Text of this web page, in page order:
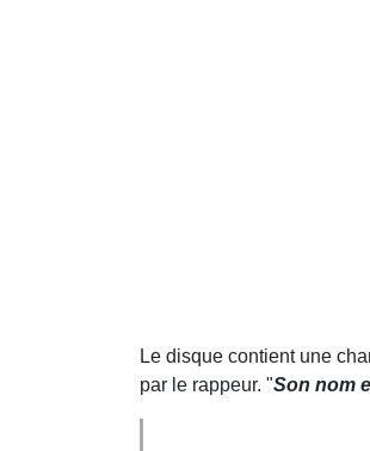
Le disque contient une
par le rappeur. "Son nom